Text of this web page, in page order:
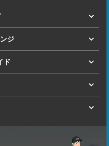
ジ
ド